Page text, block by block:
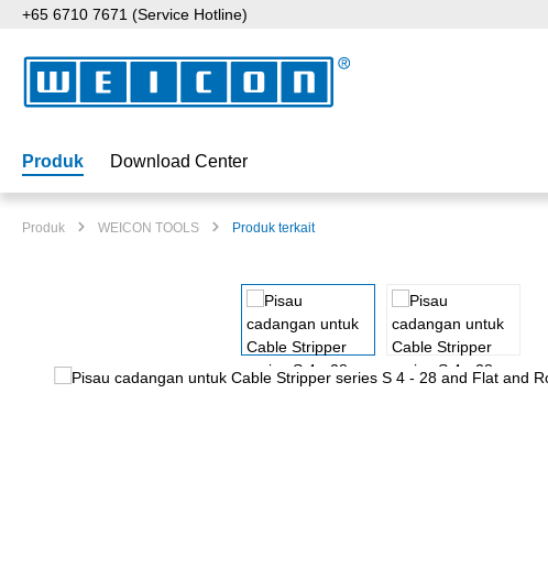
ke konten utama
Lewati ke pencarian
Lewati ke navigasi utama
+65 6710 7671 (Service Hotline)
Produk Download Center
Produk WEICON TOOLS Produk terkait